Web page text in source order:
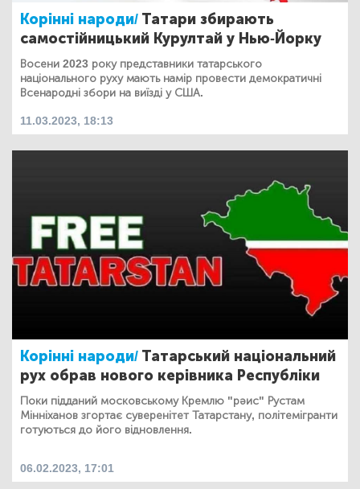
Корінні народи/ Татари збирають
самостійницький Курултай у Нью-Йорку
Восени 2023 року представники татарського
національного руху мають намір провести демократичні
Всенародні збори на виїзді у США.
11.03.2023, 18:13
Корінні народи/ Татарський національний
рух обрав нового керівника Республіки
Поки підданий московському Кремлю "рәис" Рустам
Мінніханов згортає суверенітет Татарстану, політемігранти
готуються до його відновлення.
06.02.2023, 17:01